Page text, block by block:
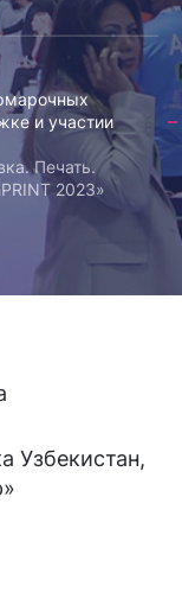
и участии
Печать.
2023»
Узбекистан,